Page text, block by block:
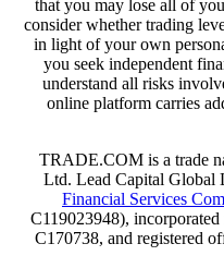
that you may lose all of
consider whether trading
in light of your own
you seek independent
understand all risks
online platform carries
TRADE.COM is a trade
Ltd. Lead Capital Global
Financial Services
C119023948),
C170738, and registered